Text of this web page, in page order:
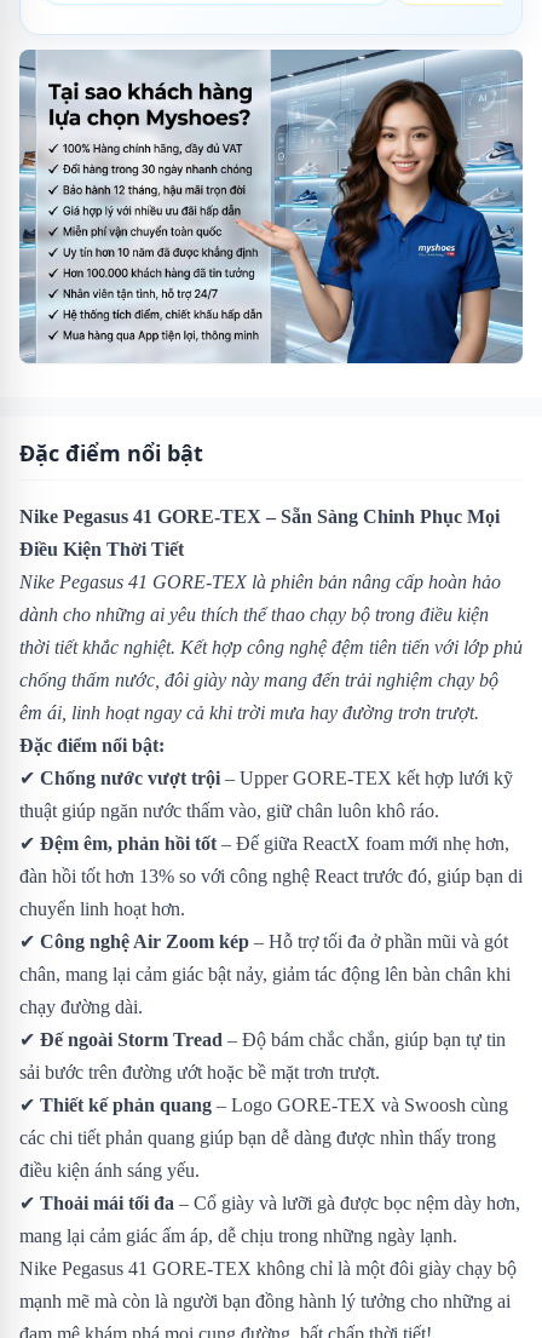
Đặc điểm nổi bật
Nike Pegasus 41 GORE-TEX – Sẵn Sàng Chinh Phục Mọi
Điều Kiện Thời Tiết
Nike Pegasus 41 GORE-TEX là phiên bản nâng cấp hoàn hảo
dành cho những ai yêu thích thể thao chạy bộ trong điều kiện
thời tiết khắc nghiệt. Kết hợp công nghệ đệm tiên tiến với lớp phủ
chống thấm nước, đôi giày này mang đến trải nghiệm chạy bộ
êm ái, linh hoạt ngay cả khi trời mưa hay đường trơn trượt.
Đặc điểm nổi bật:
✔ Chống nước vượt trội – Upper GORE-TEX kết hợp lưới kỹ
thuật giúp ngăn nước thấm vào, giữ chân luôn khô ráo.
✔ Đệm êm, phản hồi tốt – Đế giữa ReactX foam mới nhẹ hơn,
đàn hồi tốt hơn 13% so với công nghệ React trước đó, giúp bạn di
chuyển linh hoạt hơn.
✔ Công nghệ Air Zoom kép – Hỗ trợ tối đa ở phần mũi và gót
chân, mang lại cảm giác bật nảy, giảm tác động lên bàn chân khi
chạy đường dài.
✔ Đế ngoài Storm Tread – Độ bám chắc chắn, giúp bạn tự tin
sải bước trên đường ướt hoặc bề mặt trơn trượt.
✔ Thiết kế phản quang – Logo GORE-TEX và Swoosh cùng
các chi tiết phản quang giúp bạn dễ dàng được nhìn thấy trong
điều kiện ánh sáng yếu.
✔ Thoải mái tối đa – Cổ giày và lưỡi gà được bọc nệm dày hơn,
mang lại cảm giác ấm áp, dễ chịu trong những ngày lạnh.
Nike Pegasus 41 GORE-TEX không chỉ là một đôi giày chạy bộ
mạnh mẽ mà còn là người bạn đồng hành lý tưởng cho những ai
đam mê khám phá mọi cung đường, bất chấp thời tiết!